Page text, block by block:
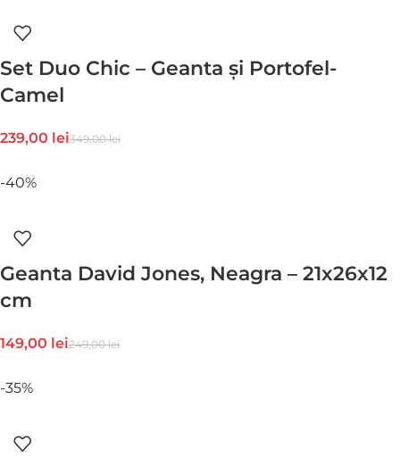
Set Duo Chic – Geanta și Portofel-
Camel
349,00lei
239,00 lei
-40%
Geanta David Jones, Neagra – 21x26x12
cm
249,00lei
149,00 lei
-35%